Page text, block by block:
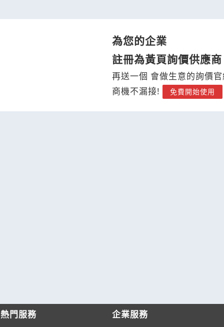
為您的企業
註冊為黃頁詢價供應商
再送一個 會做生意的詢價
商機不漏接!
免費開始使用
熱門服務 企業服務